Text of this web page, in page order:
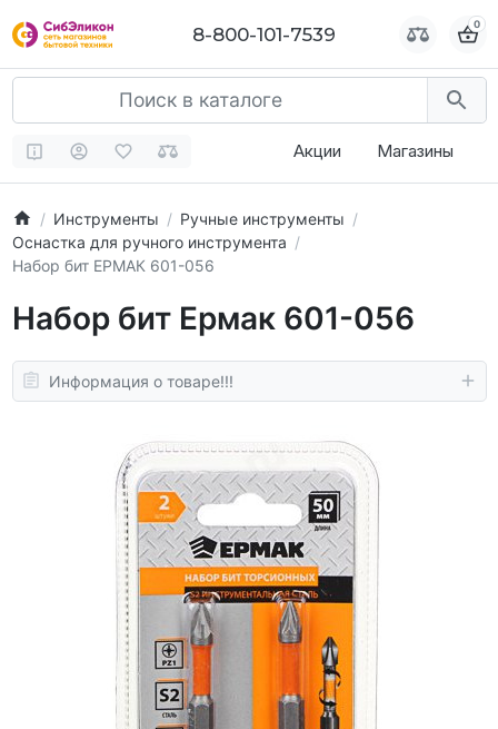
8-800-101-7539 0
Акции Магазины
Инструменты
Ручные инструменты
Оснастка для ручного инструмента
Набор бит ЕРМАК 601-056
Набор бит Ермак 601-056
Информация о товаре!!!
8-800-101-7539 0